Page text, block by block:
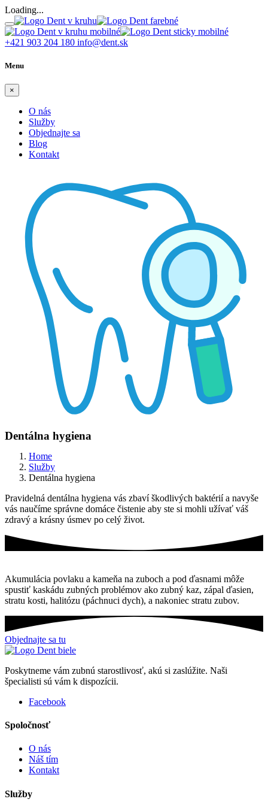
Loading...
+421 903 204 180 info@dent.sk
Menu
×
O nás
Služby
Objednajte sa
Blog
Kontakt
Dentálna hygiena
Home
Služby
Dentálna hygiena
Pravidelná dentálna hygiena vás zbaví škodlivých baktérií a navyše
vás naučíme správne domáce čistenie aby ste si mohli užívať váš
zdravý a krásny úsmev po celý život.
Akumulácia povlaku a kameňa na zuboch a pod ďasnami môže
spustiť kaskádu zubných problémov ako zubný kaz, zápal ďasien,
stratu kosti, halitózu (páchnuci dych), a nakoniec stratu zubov.
Objednajte sa tu
Poskytneme vám zubnú starostlivosť, akú si zaslúžite. Naši
špecialisti sú vám k dispozícii.
Facebook
Spoločnosť
O nás
Náš tím
Kontakt
Služby